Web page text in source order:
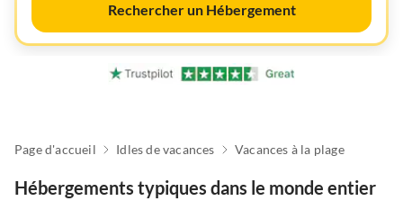
Rechercher un Hébergement
Page d'accueil Idles de vacances Vacances à la plage
Hébergements typiques dans le monde entier